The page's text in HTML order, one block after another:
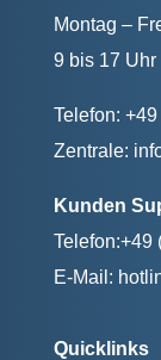
Montag –
9 bis 17 Uhr
Telefon:
Zentrale:
Kunden
Telefon:+49
E-Mail:
Quicklinks